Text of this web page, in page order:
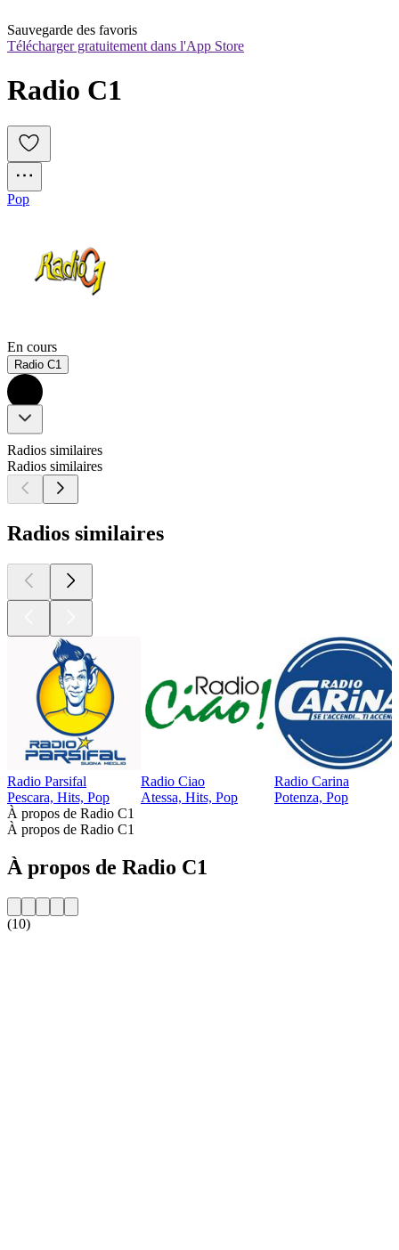
Sauvegarde des favoris
Télécharger gratuitement dans l'App Store
Radio C1
Pop
En cours
Radio C1
Radios similaires
Radios similaires
Radios similaires
Radio Parsifal
Pescara, Hits, Pop
Radio Ciao
Atessa, Hits, Pop
Radio Carina
Potenza, Pop
À propos de Radio C1
À propos de Radio C1
À propos de Radio C1
(10)